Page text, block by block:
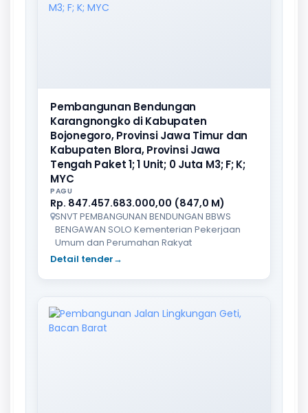
Pembangunan Bendungan
Karangnongko di Kabupaten
Bojonegoro, Provinsi Jawa Timur dan
Kabupaten Blora, Provinsi Jawa
Tengah Paket 1; 1 Unit; 0 Juta M3; F; K;
MYC
PAGU
Rp. 847.457.683.000,00 (847,0 M)
SNVT PEMBANGUNAN BENDUNGAN BBWS
BENGAWAN SOLO Kementerian Pekerjaan
Umum dan Perumahan Rakyat
Detail tender→